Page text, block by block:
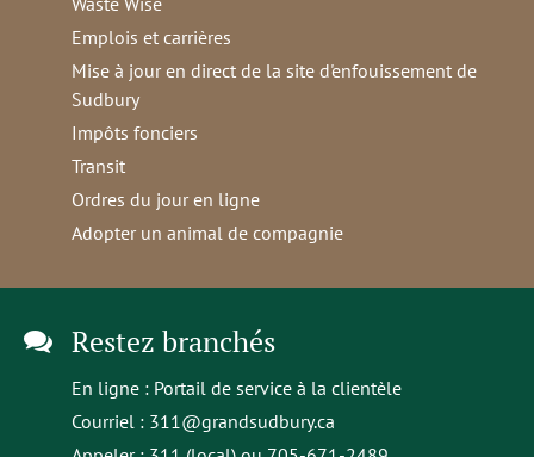
Emplois et carrières
Mise à jour en direct de la site d'enfouissement de
Sudbury
Impôts fonciers
Transit
Ordres du jour en ligne
Adopter un animal de compagnie
Restez branchés
En ligne : Portail de service à la clientèle
Courriel : 311@grandsudbury.ca